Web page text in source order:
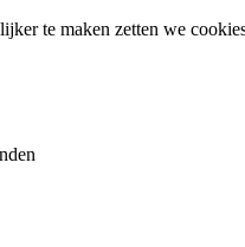
te maken zetten we